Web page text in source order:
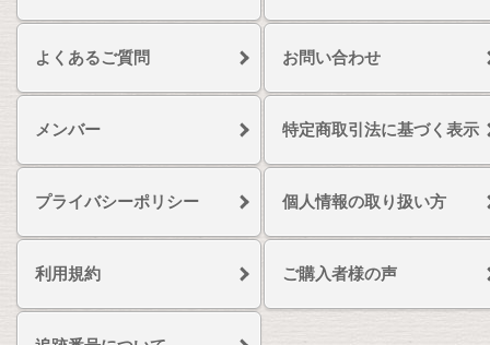
よくあるご質問 お問い合わせ
メンバー 特定商取引法に基づく表示
プライバシーポリシー 個人情報の取り扱い方
利用規約 ご購入者様の声